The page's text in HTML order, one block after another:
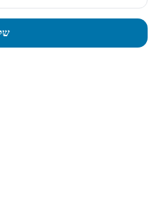
Image
Rating